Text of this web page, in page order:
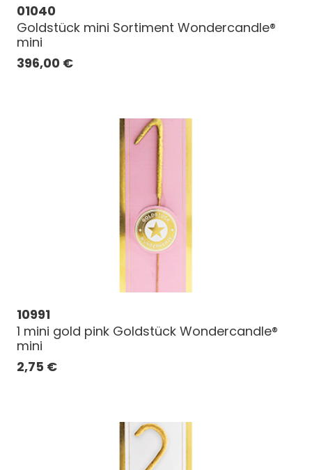
01040
Goldstück mini Sortiment Wondercandle®
mini
396,00 €
10991
1 mini gold pink Goldstück Wondercandle®
mini
2,75 €